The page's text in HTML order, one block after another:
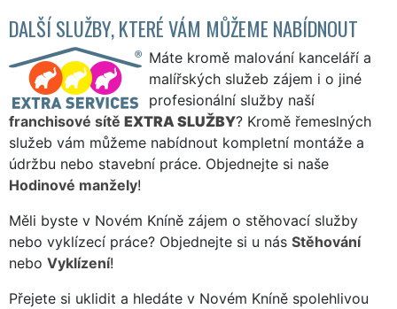
DALŠÍ SLUŽBY, KTERÉ VÁM MŮŽEME NABÍDNOUT
Máte kromě malování kanceláří a
malířských služeb zájem i o jiné
profesionální služby naší
franchisové sítě EXTRA SLUŽBY? Kromě řemeslných
služeb vám můžeme nabídnout kompletní montáže a
údržbu nebo stavební práce. Objednejte si naše
Hodinové manžely!
Měli byste v Novém Kníně zájem o stěhovací služby
nebo vyklízecí práce? Objednejte si u nás Stěhování
nebo Vyklízení!
Přejete si uklidit a hledáte v Novém Kníně spolehlivou